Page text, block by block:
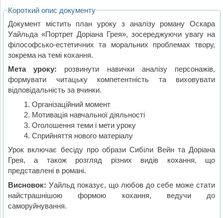
Короткий опис документу
Документ містить план уроку з аналізу роману Оскара
Уайльда «Портрет Доріана Грея», зосереджуючи увагу на
філософсько-естетичних та моральних проблемах твору,
зокрема на темі кохання.
Мета уроку: розвинути навички аналізу персонажів,
формувати читацьку компетентність та виховувати
відповідальність за вчинки.
Організаційний момент
Мотивація навчальної діяльності
Оголошення теми і мети уроку
Сприйняття нового матеріалу
Урок включає бесіду про образи Сибіли Вейн та Доріана
Грея, а також розгляд різних видів кохання, що
представлені в романі.
Висновок: Уайльд показує, що любов до себе може стати
найстрашнішою формою кохання, ведучи до
саморуйнування.